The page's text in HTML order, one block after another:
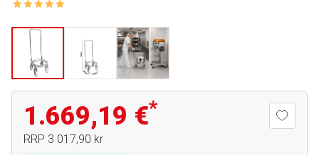
1.669,19 €*
RRP 3 017,90 kr